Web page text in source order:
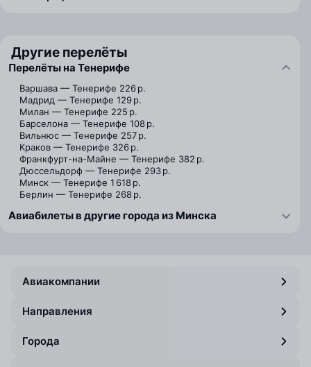
Другие перелёты
Перелёты на Тенерифе
Варшава — Тенерифе 226 р.
Мадрид — Тенерифе 129 р.
Милан — Тенерифе 225 р.
Барселона — Тенерифе 108 р.
Вильнюс — Тенерифе 257 р.
Краков — Тенерифе 326 р.
Франкфурт-на-Майне — Тенерифе 382 р.
Дюссельдорф — Тенерифе 293 р.
Минск — Тенерифе 1 618 р.
Берлин — Тенерифе 268 р.
Авиабилеты в другие города из Минска
Авиакомпании
Направления
Города